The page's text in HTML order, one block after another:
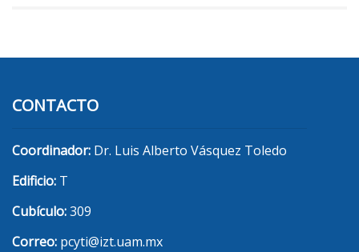
CONTACTO
Coordinador: Dr. Luis Alberto Vásquez Toledo
Edificio: T
Cubículo:309
Correo: pcyti@izt.uam.mx